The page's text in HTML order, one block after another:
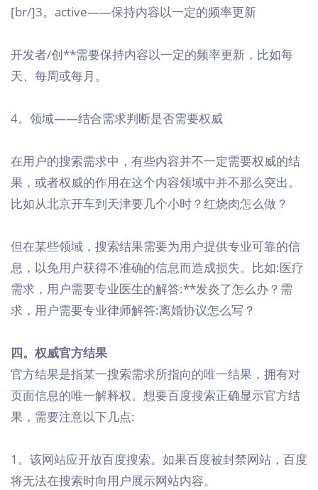
[br/]3。active——保持内容以一定的频率更新
开发者/创**需要保持内容以一定的频率更新，比如每
天、每周或每月。
4。领域——结合需求判断是否需要权威
在用户的搜索需求中，有些内容并不一定需要权威的结
果，或者权威的作用在这个内容领域中并不那么突出。
比如从北京开车到天津要几个小时？红烧肉怎么做？
但在某些领域，搜索结果需要为用户提供专业可靠的信
息，以免用户获得不准确的信息而造成损失。比如:医疗
需求，用户需要专业医生的解答:**发炎了怎么办？需
求，用户需要专业律师解答:离婚协议怎么写？
四。权威官方结果
官方结果是指某一搜索需求所指向的唯一结果，拥有对
页面信息的唯一解释权。想要百度搜索正确显示官方结
果，需要注意以下几点:
1。该网站应开放百度搜索。如果百度被封禁网站，百度
将无法在搜索时向用户展示网站内容。